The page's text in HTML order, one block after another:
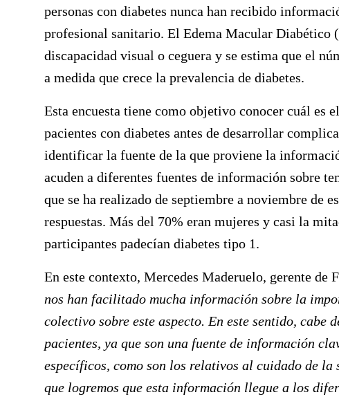
personas con diabetes nunca han recibido
profesional sanitario. El Edema Macular Diabético
discapacidad visual o ceguera y se estima que el
a medida que crece la prevalencia de diabetes.
Esta encuesta tiene como objetivo conocer cuál es
pacientes con diabetes antes de desarrollar
identificar la fuente de la que proviene la
acuden a diferentes fuentes de información sobre
que se ha realizado de septiembre a noviembre de
respuestas. Más del 70% eran mujeres y casi la
participantes padecían diabetes tipo 1.
En este contexto, Mercedes Maderuelo, gerente de
nos han facilitado mucha información sobre la
colectivo sobre este aspecto. En este sentido, cabe
pacientes, ya que son una fuente de información
específicos, como son los relativos al cuidado de
que logremos que esta información llegue a los